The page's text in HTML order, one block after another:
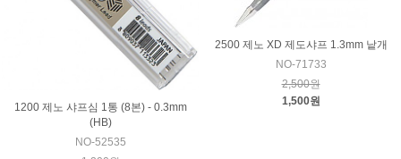
1200 제노 샤프심 1통 (8본) - 0.3mm
(HB)
NO-52535
2500 제노 XD 제도샤프 1.3mm 낱개
NO-71733
2,500원
1,500원